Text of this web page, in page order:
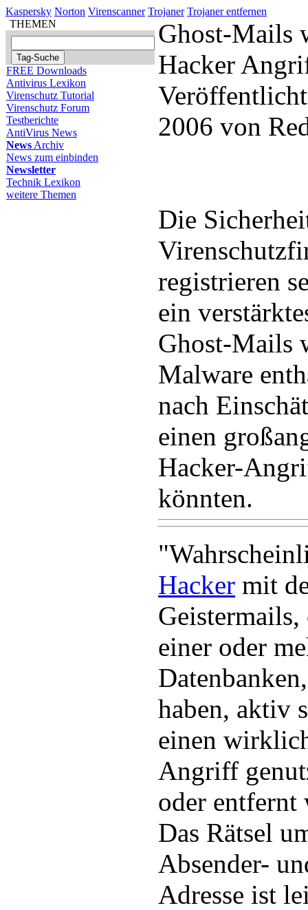
Kaspersky Norton Virenscanner Trojaner Trojaner entfernen
THEMEN
FREE Downloads
Antivirus Lexikon
Virenschutz Tutorial
Virenschutz Forum
Testberichte
AntiVirus News
News Archiv
News zum einbinden
Newsletter
Technik Lexikon
weitere Themen
Ghost-Mails
Hacker
2006 von
Die
registrieren
ein
Ghost-Mails
Malware
nach
einen
Hacker-
könnten.
Hacker mit
Geistermails,
einer oder
haben, aktiv
einen
Angriff
oder entfernt
Das Rätsel
Absender-
Adresse ist